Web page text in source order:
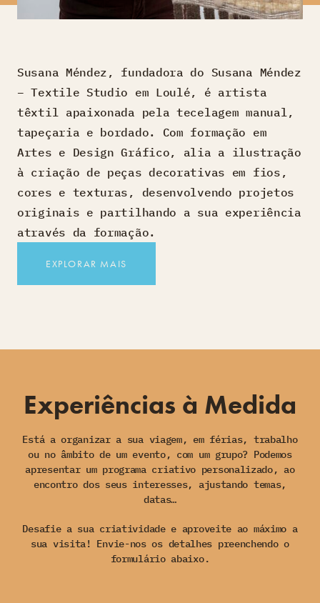
Susana Méndez, fundadora do Susana Méndez
– Textile Studio em Loulé, é artista
têxtil apaixonada pela tecelagem manual,
tapeçaria e bordado. Com formação em
Artes e Design Gráfico, alia a ilustração
à criação de peças decorativas em fios,
cores e texturas, desenvolvendo projetos
originais e partilhando a sua experiência
através da formação.
EXPLORAR MAIS
Experiências à Medida
Está a organizar a sua viagem, em férias, trabalho
ou no âmbito de um evento, com um grupo? Podemos
apresentar um programa criativo personalizado, ao
encontro dos seus interesses, ajustando temas,
datas…
Desafie a sua criatividade e aproveite ao máximo a
sua visita! Envie-nos os detalhes preenchendo o
formulário abaixo.